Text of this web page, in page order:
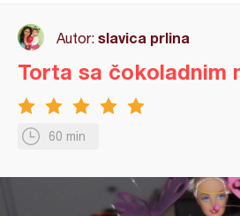
Autor: slavica prlina
60 min
Torta sa čokoladnim